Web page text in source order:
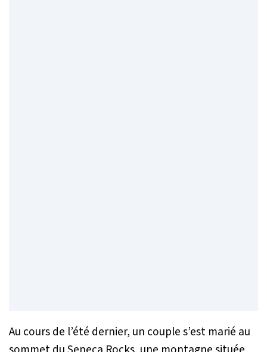
Au cours de l’été dernier, un couple s’est marié au